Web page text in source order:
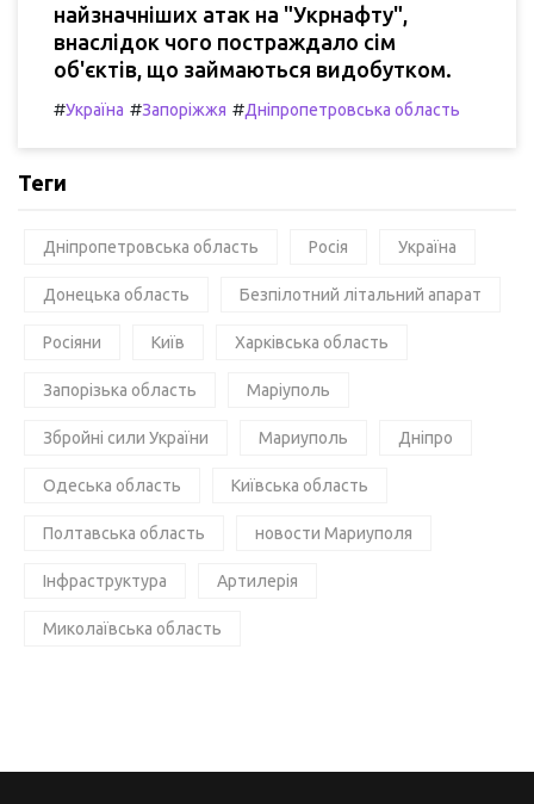
найзначніших атак на "Укрнафту",
внаслідок чого постраждало сім
об'єктів, що займаються видобутком.
#Україна #Запоріжжя #Дніпропетровська область
Теги
Дніпропетровська область Росія Україна
Донецька область Безпілотний літальний апарат
Росіяни Київ Харківська область
Запорізька область Маріуполь
Збройні сили України Мариуполь Дніпро
Одеська область Київська область
Полтавська область новости Мариуполя
Інфраструктура Артилерія
Миколаївська область